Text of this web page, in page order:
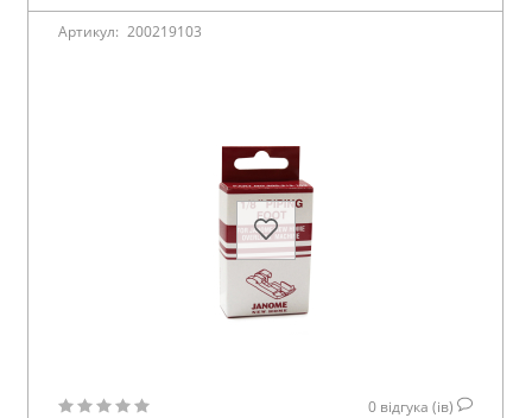
Артикул: 200219103
0 відгука (ів)